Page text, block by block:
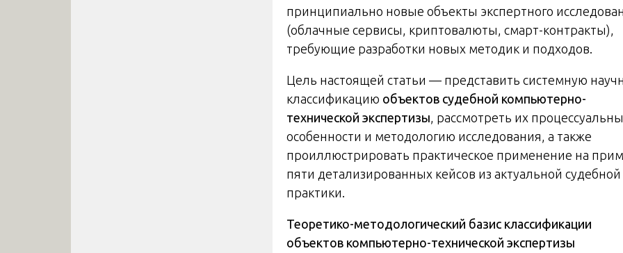
принципиально новые объекты экспертного
(облачные сервисы, криптовалюты, смарт-контракты),
требующие разработки новых методик и подходов.
Цель настоящей статьи — представить системную
классификацию объектов судебной компьютерно-
технической экспертизы , рассмотреть их
особенности и методологию исследования, а также
проиллюстрировать практическое применение на
пяти детализированных кейсов из актуальной судебной
практики.
Теоретико-методологический базис классификации
объектов компьютерно-технической экспертизы